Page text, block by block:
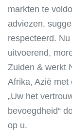
markten te
adviezen,
respecteerd.
uitvoerend,
Zuiden & werkt
Afrika, Azië met
„Uw het
bevoegdheid“
op u.